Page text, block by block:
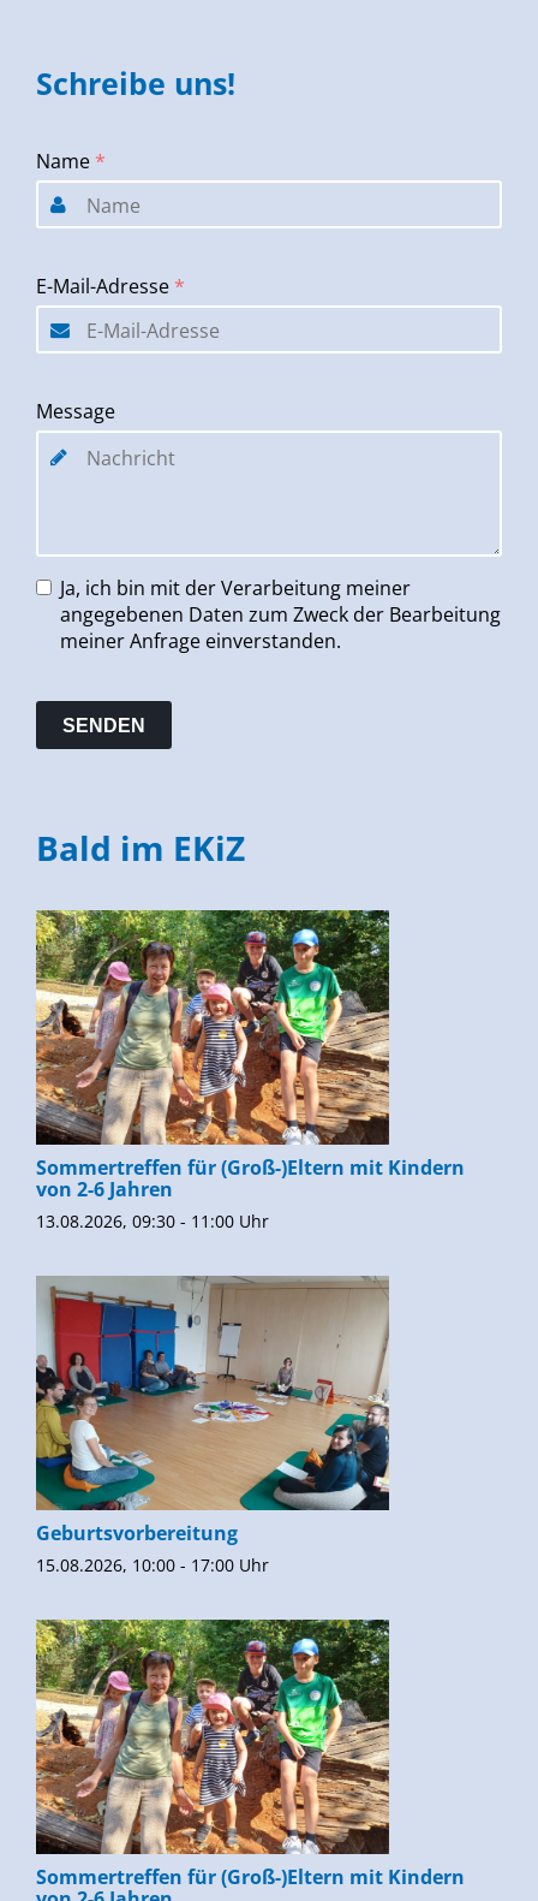
Schreibe uns!
Name *
E-Mail-Adresse *
Message
Ja, ich bin mit der Verarbeitung meiner
angegebenen Daten zum Zweck der Bearbeitung
meiner Anfrage einverstanden.
Bald im EKiZ
Sommertreffen für (Groß-)Eltern mit Kindern
von 2-6 Jahren
13.08.2026, 09:30 - 11:00 Uhr
Geburtsvorbereitung
15.08.2026, 10:00 - 17:00 Uhr
Sommertreffen für (Groß-)Eltern mit Kindern